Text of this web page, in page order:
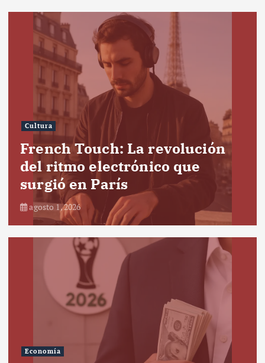
Cultura
French Touch: La revolución
del ritmo electrónico que
surgió en París
agosto 1, 2026
Economía